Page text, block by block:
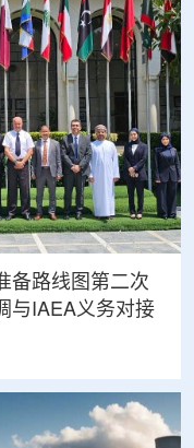
备路线图第二次
与IAEA义务对接